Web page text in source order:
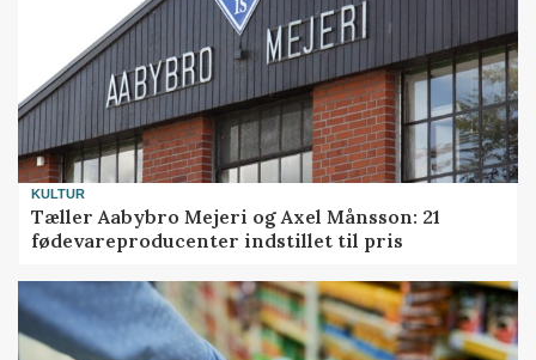
KULTUR
Tæller Aabybro Mejeri og Axel Månsson: 21
fødevareproducenter indstillet til pris